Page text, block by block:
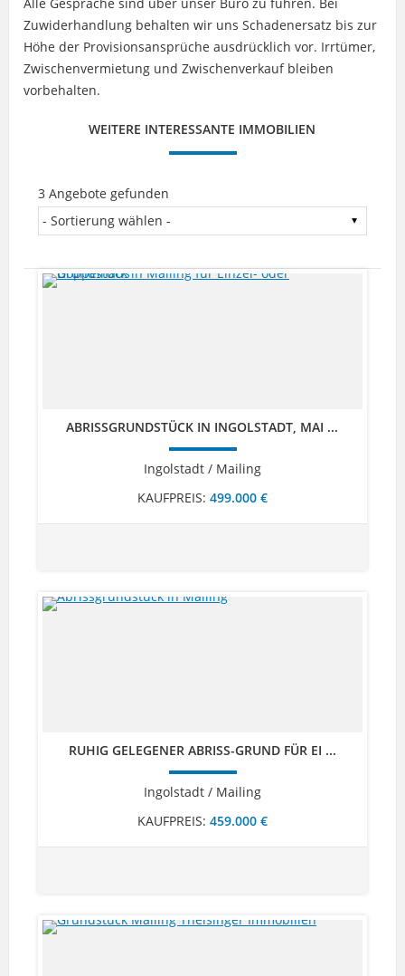
Zuwiderhandlung behalten wir uns Schadenersatz bis zur
Höhe der Provisionsansprüche ausdrücklich vor. Irrtümer,
Zwischenvermietung und Zwischenverkauf bleiben
vorbehalten.
WEITERE INTERESSANTE IMMOBILIEN
3 Angebote gefunden
ABRISSGRUNDSTÜCK IN INGOLSTADT, MAI ...
Ingolstadt / Mailing
KAUFPREIS: 499.000 €
RUHIG GELEGENER ABRISS-GRUND FÜR EI ...
Ingolstadt / Mailing
KAUFPREIS: 459.000 €